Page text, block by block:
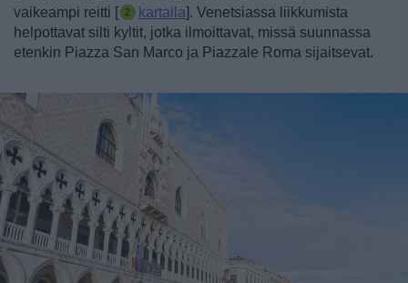
vaikeampi reitti [
kartalla]. Venetsiassa liikkumista
helpottavat silti kyltit, jotka ilmoittavat, missä suunnassa
etenkin Piazza San Marco ja Piazzale Roma sijaitsevat.